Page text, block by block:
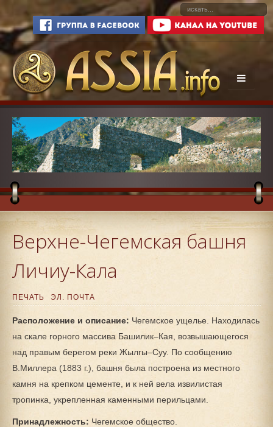
Верхне-Чегемская башня
Личиу-Кала
ПЕЧАТЬ ЭЛ. ПОЧТА
Расположение и описание: Чегемское ущелье. Находилась
на скале горного массива Башилик–Кая, возвышающегося
над правым берегом реки Жылгы–Суу. По сообщению
В.Миллера (1883 г.), башня была построена из местного
камня на крепком цементе, и к ней вела извилистая
тропинка, укрепленная каменными перильцами.
Принадлежность: Чегемское общество.